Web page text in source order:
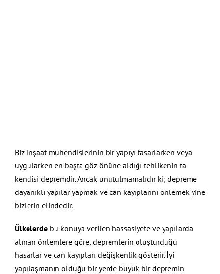
Biz inşaat mühendislerinin bir yapıyı tasarlarken veya
uygularken en başta göz önüne aldığı tehlikenin ta
kendisi depremdir. Ancak unutulmamalıdır ki; depreme
dayanıklı yapılar yapmak ve can kayıplarını önlemek yine
bizlerin elindedir.
Ülkelerde bu konuya verilen hassasiyete ve yapılarda
alınan önlemlere göre, depremlerin oluşturduğu
hasarlar ve can kayıpları değişkenlik gösterir. İyi
yapılaşmanın olduğu bir yerde büyük bir depremin